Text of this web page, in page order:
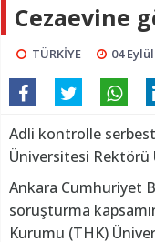
Cezaevine
TÜRKİYE 04
Adli kontrolle
Üniversitesi Rektörü
Ankara Cumhuriyet
soruşturma
Kurumu (THK)